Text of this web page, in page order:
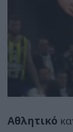
Αθλητικό